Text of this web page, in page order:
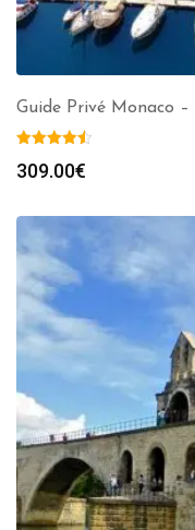
Guide Privé Monaco –
309.00€